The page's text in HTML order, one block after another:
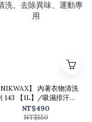
NIKWAX】 內著衣物清洗
143 【1L】/吸濕排汗專
清洗、去除異味、運動專
用
NT$490
NT$550